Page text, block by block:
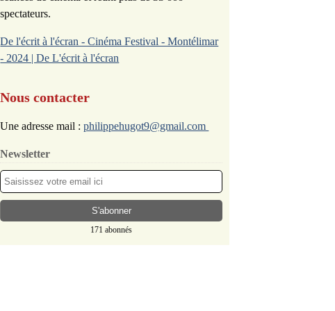
spectateurs.
De l'écrit à l'écran - Cinéma Festival - Montélimar
- 2024 | De L'écrit à l'écran
Nous contacter
Une adresse mail :philippehugot9@gmail.com
Newsletter
171 abonnés